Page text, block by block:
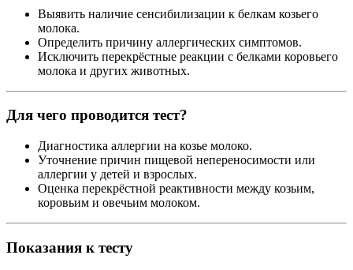
Выявить наличие сенсибилизации к белкам козьего
молока.
Определить причину аллергических симптомов.
Исключить перекрёстные реакции с белками коровьего
молока и других животных.
Для чего проводится тест?
Диагностика аллергии на козье молоко.
Уточнение причин пищевой непереносимости или
аллергии у детей и взрослых.
Оценка перекрёстной реактивности между козьим,
коровьим и овечьим молоком.
Показания к тесту